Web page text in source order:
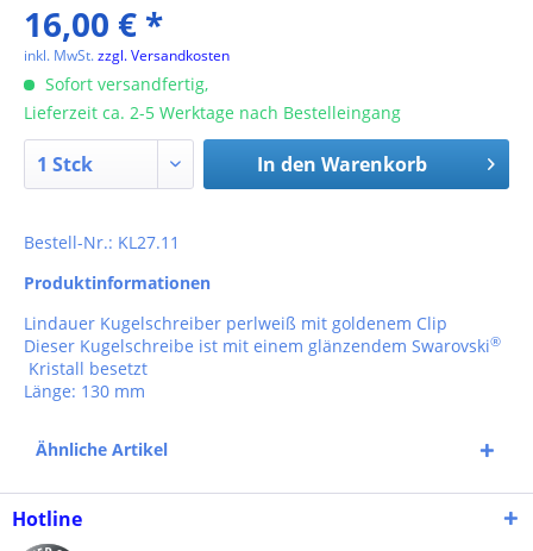
16,00 € *
inkl. MwSt.zzgl. Versandkosten
Sofort versandfertig,
Lieferzeit ca. 2-5 Werktage nach Bestelleingang
In den Warenkorb
Bestell-Nr.: KL27.11
Produktinformationen
Lindauer Kugelschreiber perlweiß mit goldenem Clip
Dieser Kugelschreibe ist mit einem glänzendem Swarovski®
Kristall besetzt
Länge: 130 mm
Ähnliche Artikel
Hotline